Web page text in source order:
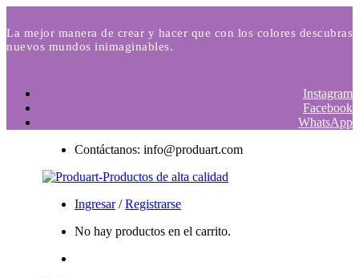
La mejor manera de crear y hacer que con los colores descubras
nuevos mundos inimaginables.
Instagram
Facebook
WhatsApp
Contáctanos: info@produart.com
Ingresar /Registrarse
No hay productos en el carrito.